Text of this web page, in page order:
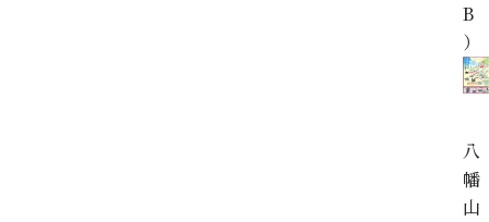
B
）
八
幡
山